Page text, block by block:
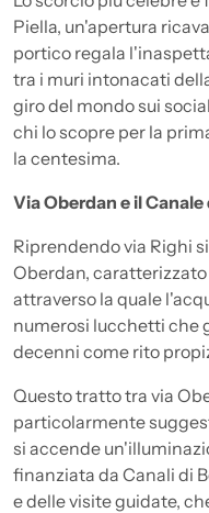
Piella, un'apertura
portico regala
tra i muri intonacati
giro del mondo sui
chi lo scopre per la
la centesima.
Via Oberdan e il
Riprendendo via Righi
Oberdan,
attraverso la quale
numerosi lucchetti che
decenni come rito
Questo tratto tra via
particolarmente
si accende
finanziata da Canali di
e delle visite guidate,